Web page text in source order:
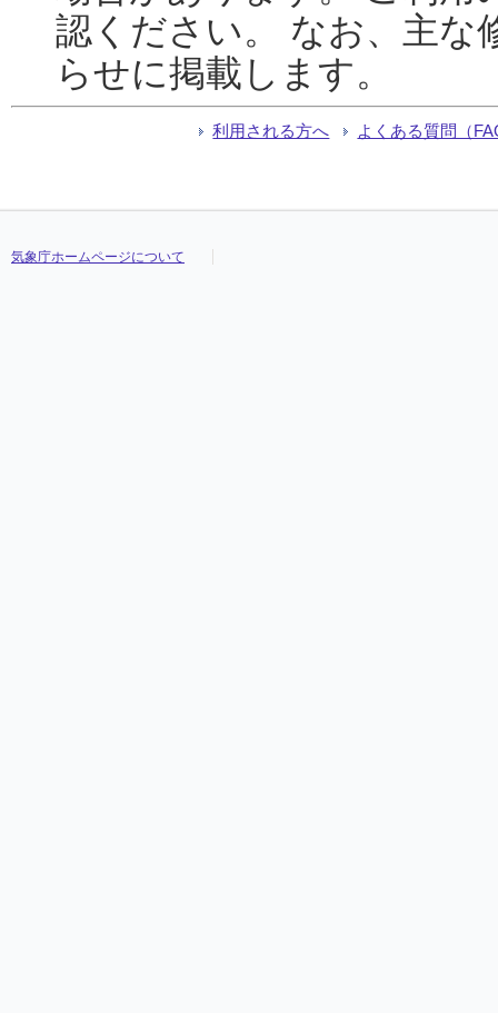
認ください。 なお、主な
らせに掲載します。
利用される方へ よくある質問（
気象庁ホームページについて